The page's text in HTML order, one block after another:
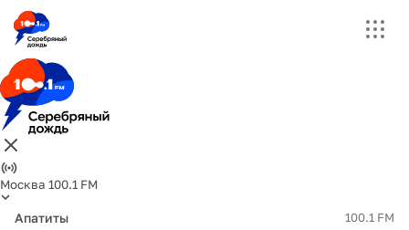
Москва 100.1 FM
Апатиты 100.1 FM